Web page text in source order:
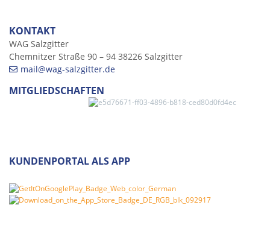
KONTAKT
WAG Salzgitter
Chemnitzer Straße 90 – 94 38226 Salzgitter
mail@wag-salzgitter.de
MITGLIEDSCHAFTEN
KUNDENPORTAL ALS APP